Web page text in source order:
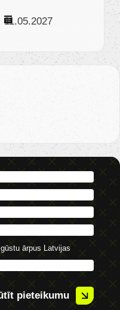
11.05.2027
ārpus Latvijas
pieteikumu